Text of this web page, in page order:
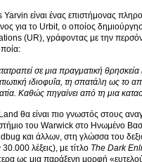
είναι ένας επιστήμονας
για το Urbit, ο οποίος
(UR), γράφοντας με την
σε μια πραγματική θρησκεία
ιδιοφυΐα, τη σπατάλη ως το
Καθώς πηγαίνει από τη μια
θα είναι πιο γνωστός στους
του Warwick στο Ηνωμένο
και άλλων, στη γλώσσα του
λέξεις), με τίτλο The Dark
ως μια παράξενη μορφή